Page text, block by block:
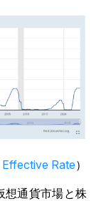
Effective Rate）
想通貨市場と株